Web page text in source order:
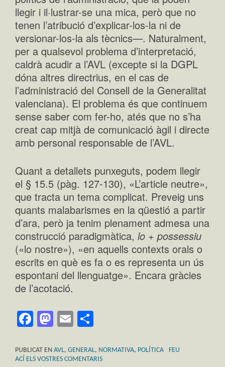
llegir i il·lustrar-se una mica, però que no
tenen l’atribució d’explicar-los-la ni de
versionar-los-la als tècnics—. Naturalment,
per a qualsevol problema d’interpretació,
caldrà acudir a l’AVL (excepte si la DGPL
dóna altres directrius, en el cas de
l’administració del Consell de la Generalitat
valenciana). El problema és que continuem
sense saber com fer-ho, atés que no s’ha
creat cap mitjà de comunicació àgil i directe
amb personal responsable de l’AVL.
Quant a detallets punxeguts, podem llegir
el § 15.5 (pàg. 127-130), «L’article neutre»,
que tracta un tema complicat. Preveig uns
quants malabarismes en la qüestió a partir
d’ara, però ja tenim plenament admesa una
construcció paradigmàtica, lo + possessiu
(«lo nostre»), «en aquells contexts orals o
escrits en què es fa o es representa un ús
espontani del llenguatge». Encara gràcies
de l’acotació.
Facebook
Mastodon
Email
PUBLICAT EN AVL, GENERAL, NORMATIVA, POLÍTICA
FEU
ACÍ ELS VOSTRES COMENTARIS